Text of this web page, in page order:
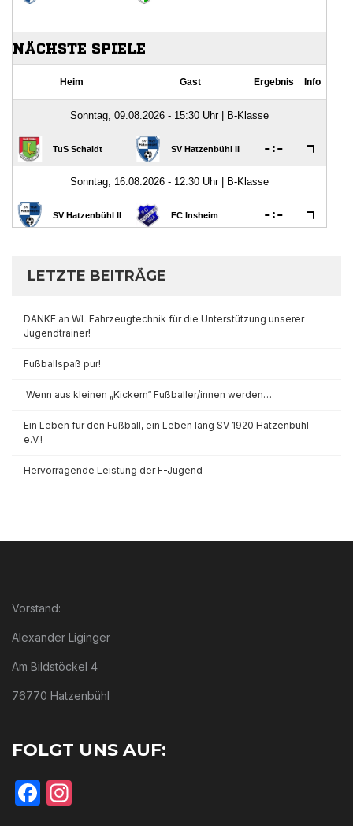
LETZTE BEITRÄGE
DANKE an WL Fahrzeugtechnik für die Unterstützung unserer
Jugendtrainer!
Fußballspaß pur!
Wenn aus kleinen „Kickern“ Fußballer/innen werden…
Ein Leben für den Fußball, ein Leben lang SV 1920 Hatzenbühl
e.V.!
Hervorragende Leistung der F-Jugend
Vorstand:
Alexander Liginger
Am Bildstöckel 4
76770 Hatzenbühl
FOLGT UNS AUF:
Facebook